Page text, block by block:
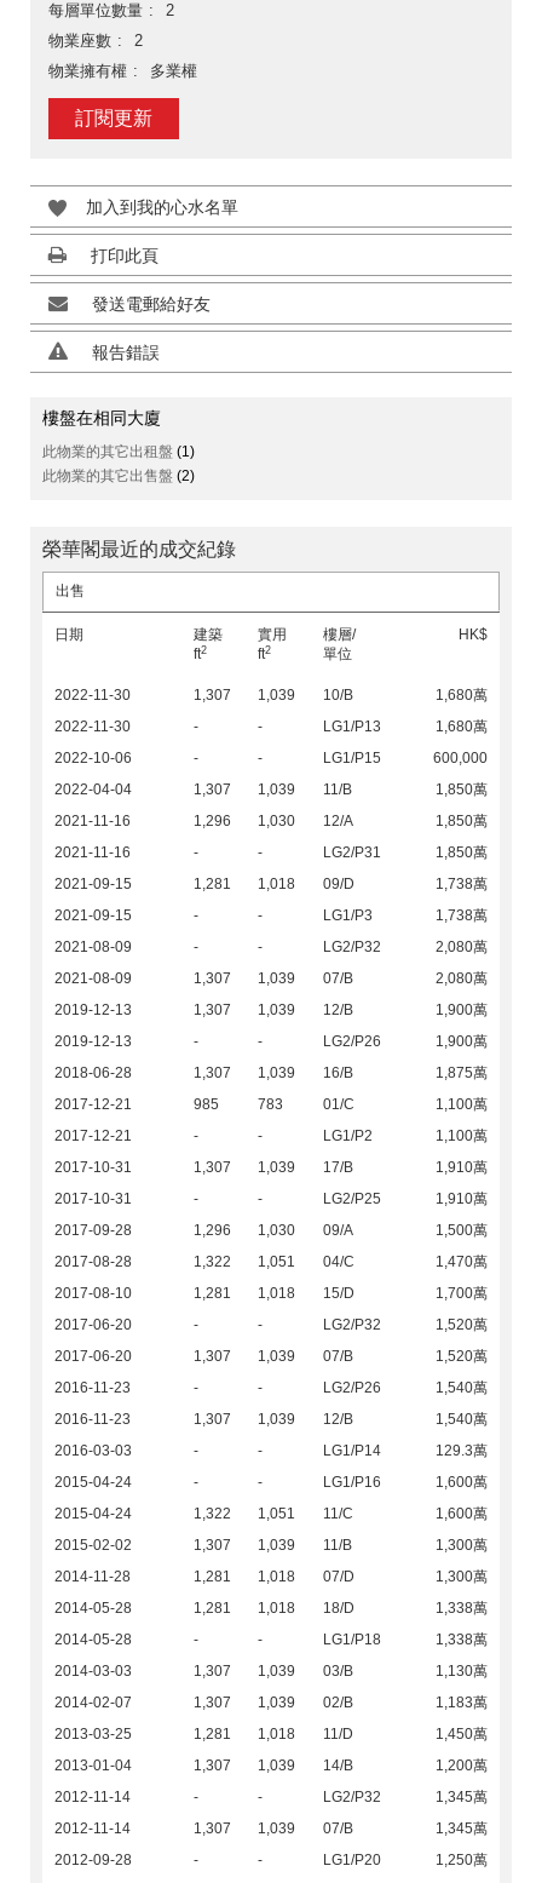
每層單位數量
2
物業座數
2
物業擁有權
多業權
訂閱更新
加入到我的心水名單
打印此頁
發送電郵給好友
報告錯誤
樓盤在相同大廈
此物業的其它出租盤 (1)
此物業的其它出售盤 (2)
榮華閣最近的成交紀錄
出售
日期
建築
ft2
實用
ft2
樓層/
單位
HK$
2022-11-30 1,307 1,039 10/B
1,680萬
2022-11-30
- - LG1/P13
1,680萬
2022-10-06
- - LG1/P15
600,000
2022-04-04
1,307 1,039 11/B
1,850萬
2021-11-16
1,296 1,030 12/A
1,850萬
2021-11-16
- - LG2/P31
1,850萬
2021-09-15
1,281 1,018 09/D
1,738萬
2021-09-15
- - LG1/P3
1,738萬
2021-08-09
- - LG2/P32
2,080萬
2021-08-09
1,307 1,039 07/B
2,080萬
2019-12-13
1,307 1,039 12/B
1,900萬
2019-12-13
- - LG2/P26
1,900萬
2018-06-28
1,307 1,039 16/B
1,875萬
2017-12-21
985 783 01/C
1,100萬
2017-12-21
- - LG1/P2
1,100萬
2017-10-31
1,307 1,039 17/B
1,910萬
2017-10-31
- - LG2/P25
1,910萬
2017-09-28
1,296 1,030 09/A
1,500萬
2017-08-28
1,322 1,051 04/C
1,470萬
2017-08-10
1,281 1,018 15/D
1,700萬
2017-06-20
- - LG2/P32
1,520萬
2017-06-20
1,307 1,039 07/B
1,520萬
2016-11-23
- - LG2/P26
1,540萬
2016-11-23
1,307 1,039 12/B
1,540萬
2016-03-03
- - LG1/P14
129.3萬
2015-04-24
- - LG1/P16
1,600萬
2015-04-24
1,322 1,051 11/C
1,600萬
2015-02-02
1,307 1,039 11/B
1,300萬
2014-11-28
1,281 1,018 07/D
1,300萬
2014-05-28
1,281 1,018 18/D
1,338萬
2014-05-28
- - LG1/P18
1,338萬
2014-03-03
1,307 1,039 03/B
1,130萬
2014-02-07
1,307 1,039 02/B
1,183萬
2013-03-25
1,281 1,018 11/D
1,450萬
2013-01-04
1,307 1,039 14/B
1,200萬
2012-11-14
- - LG2/P32
1,345萬
2012-11-14
1,307 1,039 07/B
1,345萬
2012-09-28
- - LG1/P20 1,250萬